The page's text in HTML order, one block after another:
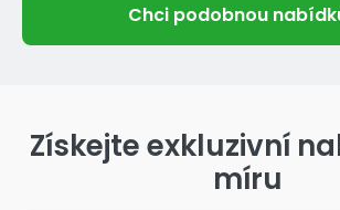
Chci podobnou
Získejte exkluzivní
míru